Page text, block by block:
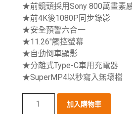
★前鏡頭採用Sony 800萬畫素
★前4K後1080P同步錄影
★安全預警六合一
★11.26″觸控螢幕
★自動倒車顯影
★分離式Type-C車用充電器
★SuperMP4以秒寫入無壞檔
加入購物車